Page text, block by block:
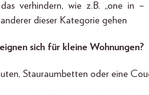
verhindern, wie z.B. „one in
dieser Kategorie gehen
sich für kleine Wohnungen?
Stauraumbetten oder eine